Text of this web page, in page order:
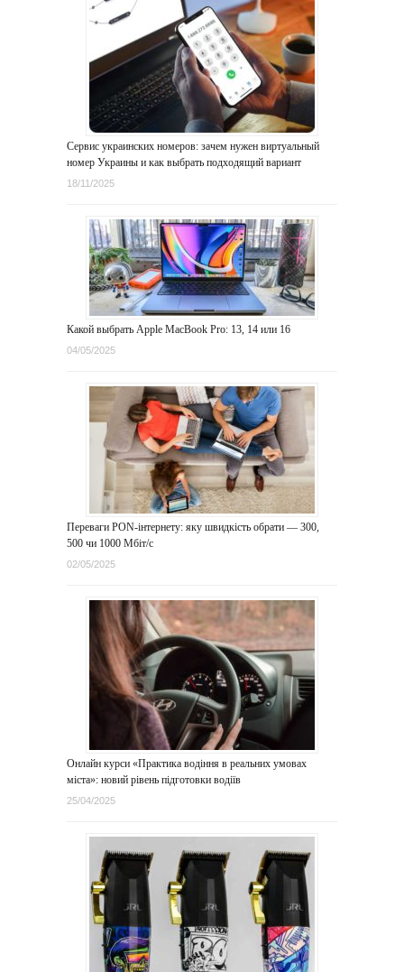
Сервис украинских номеров: зачем нужен виртуальный
номер Украины и как выбрать подходящий вариант
18/11/2025
Какой выбрать Apple MacBook Pro: 13, 14 или 16
04/05/2025
Переваги PON-інтернету: яку швидкість обрати — 300,
500 чи 1000 Мбіт/с
02/05/2025
Онлайн курси «Практика водіння в реальних умовах
міста»: новий рівень підготовки водіїв
25/04/2025